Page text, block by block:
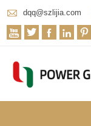
 dqq@szlijia.com
    